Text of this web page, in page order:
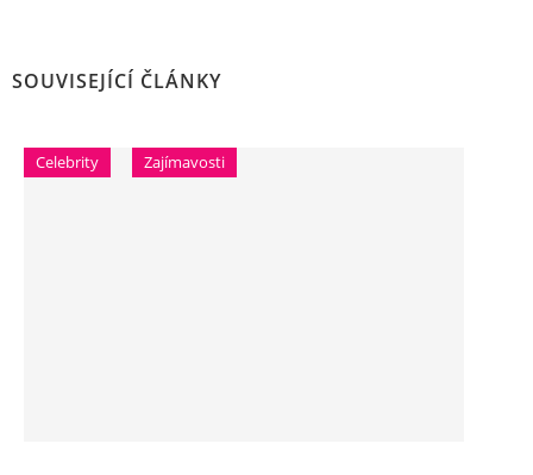
SOUVISEJÍCÍ ČLÁNKY
Celebrity Zajímavosti